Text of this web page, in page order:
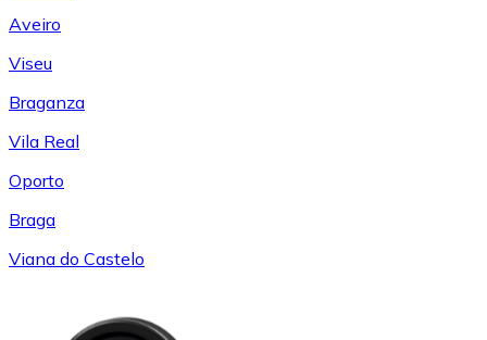
Aveiro
Viseu
Braganza
Vila Real
Oporto
Braga
Viana do Castelo